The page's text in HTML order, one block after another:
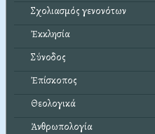
Σχολιασμός γενονότων
Ἐκκλησία
Σύνοδος
Ἐπίσκοπος
Θεολογικά
Ἀνθρωπολογία